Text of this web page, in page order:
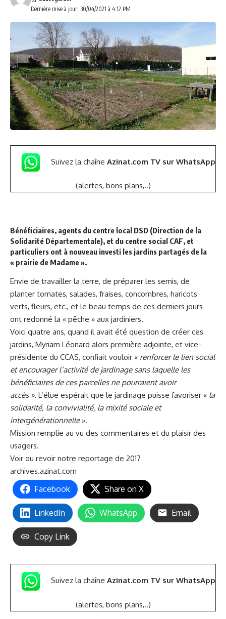
Dernière mise à jour: 30/04/2021 à 4:12 PM
Suivez la chaîne Azinat.com TV sur WhatsApp
(alertes, bons plans,..)
Bénéficiaires, agents du centre local DSD (Direction de la
Solidarité Départementale), et du centre social CAF, et
particuliers ont à nouveau investi les jardins partagés de la
« prairie de Madame ».
Envie de travailler la terre, de préparer les semis, de
planter tomates, salades, fraises, concombres, haricots
verts, fleurs, etc., et le beau temps de ces derniers jours
ont redonné la « pêche » aux jardiniers.
Voici quatre ans, quand il avait été question de créer ces
jardins, Myriam Léonard alors première adjointe, et vice-
présidente du CCAS, confiait vouloir « renforcer le lien social
et encourager l’activité de jardinage sans laquelle les
bénéficiaires de ces parcelles ne pourraient avoir
accès ». L’élue espérait que le jardinage puisse favoriser « la
solidarité, la convivialité, la mixité sociale et
intergénérationnelle».
Mission remplie au vu des commentaires et du plaisir des
usagers.
Voir ou revoir notre reportage de 2017
archives.azinat.com
Facebook Share on X
LinkedIn WhatsApp Email
Copy Link
Suivez la chaîne Azinat.com TV sur WhatsApp
(alertes, bons plans,..)